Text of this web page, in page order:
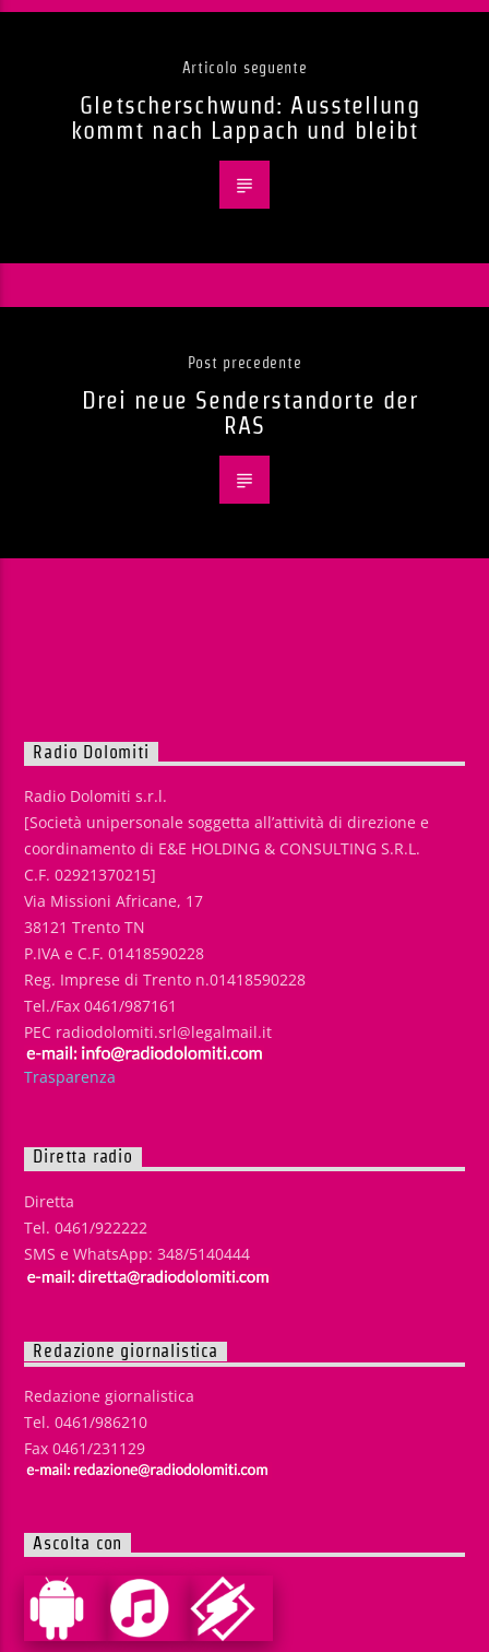
Articolo seguente
Gletscherschwund: Ausstellung
kommt nach Lappach und bleibt
Post precedente
Drei neue Senderstandorte der
RAS
Radio Dolomiti
Radio Dolomiti s.r.l.
[Società unipersonale soggetta all’attività di direzione e
coordinamento di E&E HOLDING & CONSULTING S.R.L.
C.F. 02921370215]
Via Missioni Africane, 17
38121 Trento TN
P.IVA e C.F. 01418590228
Reg. Imprese di Trento n.01418590228
Tel./Fax 0461/987161
PEC radiodolomiti.srl@legalmail.it
Trasparenza
Diretta radio
Diretta
Tel. 0461/922222
SMS e WhatsApp: 348/5140444
Redazione giornalistica
Redazione giornalistica
Tel. 0461/986210
Fax 0461/231129
Ascolta con